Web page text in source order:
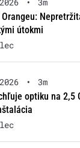
•
3m
útokmi
•
3m
optiku na 2,5